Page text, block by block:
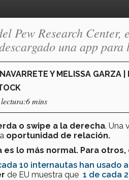
Pew Research
una app
Y MELISSA GARZA
mins
o swipe a la derecha. Una
oportunidad de relación.
es lo más normal. Para
10 internautas han usado
de EU muestra que 1 de cada 2